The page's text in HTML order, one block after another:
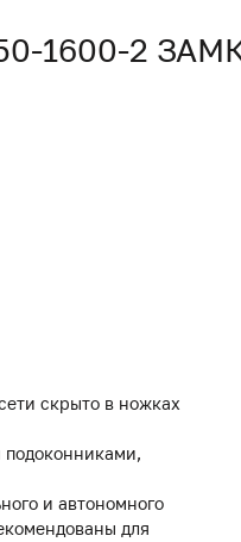
1600-2
скрыто в ножках
и автономного
для